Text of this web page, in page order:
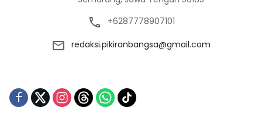
+6287778907101
redaksi.pikiranbangsa@gmail.com